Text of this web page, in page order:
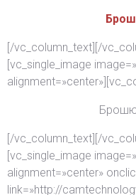
[/vc_column_text][/
[vc_single_image
[/vc_column_text][/
[vc_single_image
alignment=»center»
link=»http://